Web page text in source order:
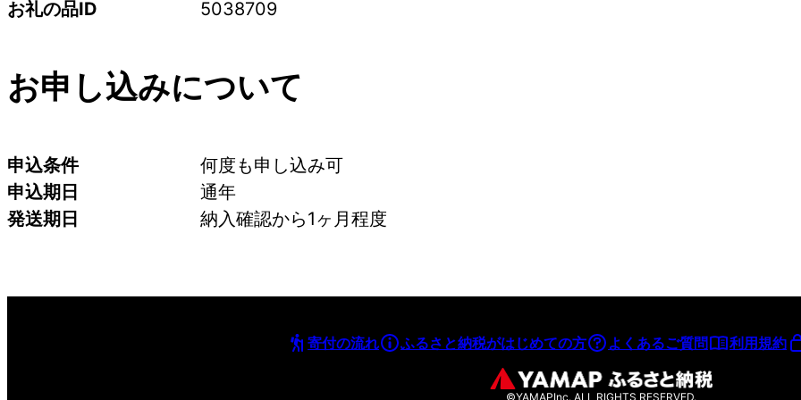
お礼の品ID
5038709
お申し込みについて
申込条件
何度も申し込み可
申込期日
通年
発送期日
納入確認から1ヶ月程度
寄付の流れ ふるさと納税がはじめての方 よくあるご質問 利用規約
©YAMAPInc. ALL RIGHTS RESERVED.